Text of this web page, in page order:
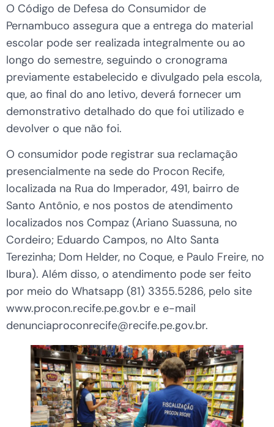
O Código de Defesa do Consumidor de
Pernambuco assegura que a entrega do material
escolar pode ser realizada integralmente ou ao
longo do semestre, seguindo o cronograma
previamente estabelecido e divulgado pela escola,
que, ao final do ano letivo, deverá fornecer um
demonstrativo detalhado do que foi utilizado e
devolver o que não foi.
O consumidor pode registrar sua reclamação
presencialmente na sede do Procon Recife,
localizada na Rua do Imperador, 491, bairro de
Santo Antônio, e nos postos de atendimento
localizados nos Compaz (Ariano Suassuna, no
Cordeiro; Eduardo Campos, no Alto Santa
Terezinha; Dom Helder, no Coque, e Paulo Freire, no
Ibura). Além disso, o atendimento pode ser feito
por meio do Whatsapp (81) 3355.5286, pelo site
www.procon.recife.pe.gov.br e e-mail
denunciaproconrecife@recife.pe.gov.br.